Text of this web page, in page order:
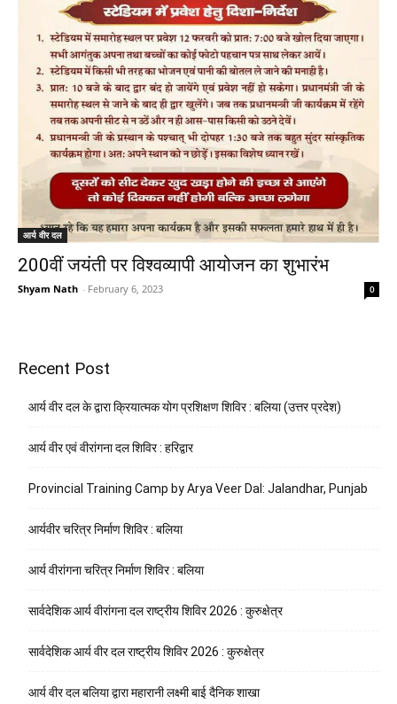
आर्य वीर दल
200वीं जयंती पर विश्वव्यापी आयोजन का शुभारंभ
Shyam Nath - February 6, 2023 0
Recent Post
आर्य वीर दल के द्वारा क्रियात्मक योग प्रशिक्षण शिविर : बलिया (उत्तर प्रदेश)
आर्य वीर एवं वीरांगना दल शिविर : हरिद्वार
Provincial Training Camp by Arya Veer Dal: Jalandhar, Punjab
आर्यवीर चरित्र निर्माण शिविर : बलिया
आर्य वीरांगना चरित्र निर्माण शिविर : बलिया
सार्वदेशिक आर्य वीरांगना दल राष्ट्रीय शिविर 2026 : कुरुक्षेत्र
सार्वदेशिक आर्य वीर दल राष्ट्रीय शिविर 2026 : कुरुक्षेत्र
आर्य वीर दल बलिया द्वारा महारानी लक्ष्मी बाई दैनिक शाखा